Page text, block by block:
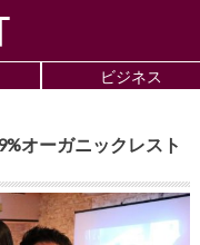
ビジネス
オーガニックレスト